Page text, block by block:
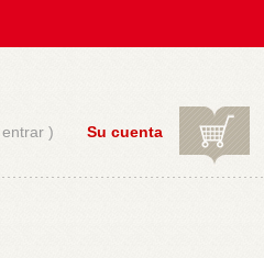
Su cuenta
entrar)